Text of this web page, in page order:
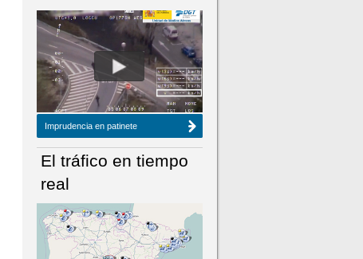
NÚMERO ACTUAL HEMEROTECA
Imprudencia en patinete
El tráfico en tiempo
real